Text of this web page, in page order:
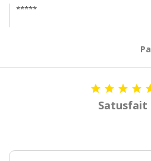
*****
   
Satusfait